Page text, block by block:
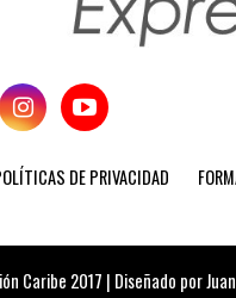
DE PRIVACIDAD
Caribe 2017 | Diseñado por